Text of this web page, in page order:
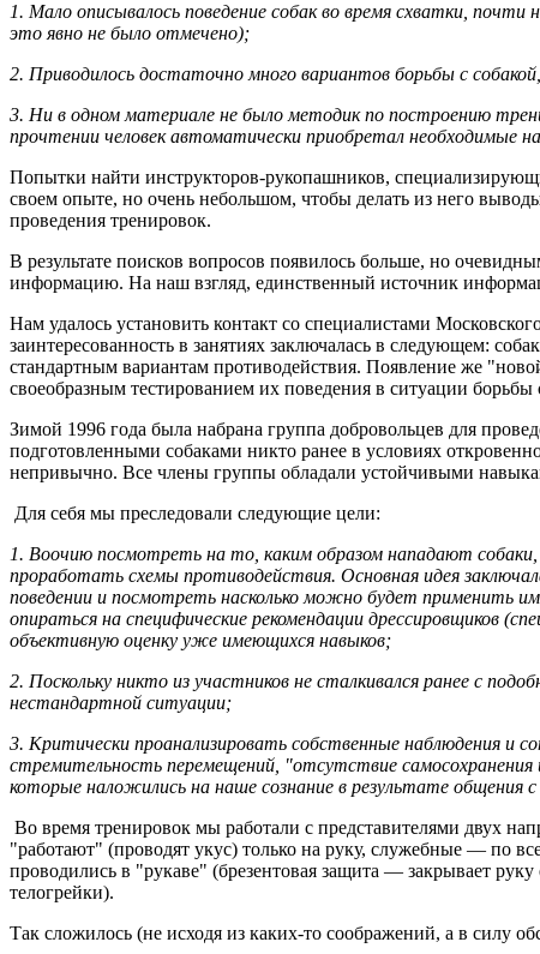
1. Мало описывалось поведение собак во время схватки,
это явно не было отмечено);
2. Приводилось достаточно много вариантов борьбы с
3. Ни в одном материале не было методик по построению
прочтении человек автоматически приобретал необходимые
Попытки найти инструкторов-рукопашников,
своем опыте, но очень небольшом, чтобы делать из него
проведения тренировок.
В результате поисков вопросов появилось больше, но
информацию. На наш взгляд, единственный источник
Нам удалось установить контакт со специалистами
заинтересованность в занятиях заключалась в следующем:
стандартным вариантам противодействия. Появление же
своеобразным тестированием их поведения в ситуации
Зимой 1996 года была набрана группа добровольцев для
подготовленными собаками никто ранее в условиях
непривычно. Все члены группы обладали устойчивыми
Для себя мы преследовали следующие цели:
1. Воочию посмотреть на то, каким образом нападают
проработать схемы противодействия. Основная идея
поведении и посмотреть насколько можно будет применить
опираться на специфические рекомендации дрессировщиков
объективную оценку уже имеющихся навыков;
2. Поскольку никто из участников не сталкивался ранее с
нестандартной ситуации;
3. Критически проанализировать собственные наблюдения и
стремительность перемещений, "отсутствие
которые наложились на наше сознание в результате общения
Во время тренировок мы работали с представителями двух
"работают" (проводят укус) только на руку, служебные — по
проводились в "рукаве" (брезентовая защита — закрывает
телогрейки).
Так сложилось (не исходя из каких-то соображений, а в силу